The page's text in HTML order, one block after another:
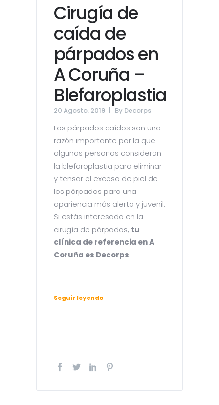
Cirugía de
caída de
párpados en
A Coruña –
Blefaroplastia
20 Agosto, 2019 By Decorps
Los párpados caídos son una
razón importante por la que
algunas personas consideran
la blefaroplastia para eliminar
y tensar el exceso de piel de
los párpados para una
apariencia más alerta y juvenil.
Si estás interesado en la
cirugía de párpados, tu
clínica de referencia en A
Coruña es Decorps.
Seguir leyendo